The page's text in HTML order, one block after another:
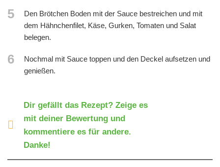
5
Den Brötchen Boden mit der Sauce bestreichen und mit
dem Hähnchenfilet, Käse, Gurken, Tomaten und Salat
belegen.
6
Nochmal mit Sauce toppen und den Deckel aufsetzen und
genießen.
Dir gefällt das Rezept? Zeige es
mit deiner Bewertung und
kommentiere es für andere.
Danke!